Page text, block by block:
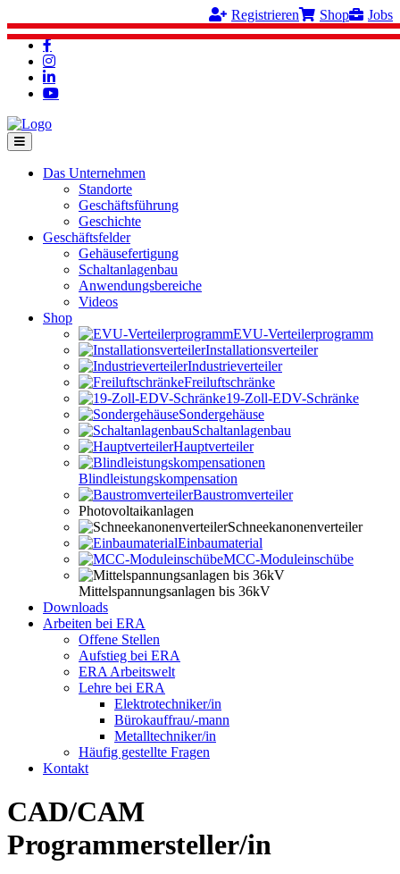
Registrieren Shop Jobs
Das Unternehmen
Standorte
Geschäftsführung
Geschichte
Geschäftsfelder
Gehäusefertigung
Schaltanlagenbau
Anwendungsbereiche
Videos
Shop
EVU-Verteilerprogramm
Installationsverteiler
Industrieverteiler
Freiluftschränke
19-Zoll-EDV-Schränke
Sondergehäuse
Schaltanlagenbau
Hauptverteiler
Blindleistungskompensation
Baustromverteiler
Photovoltaikanlagen
Schneekanonenverteiler
Einbaumaterial
MCC-Moduleinschübe
Mittelspannungsanlagen bis 36kV
Downloads
Arbeiten bei ERA
Offene Stellen
Aufstieg bei ERA
ERA Arbeitswelt
Lehre bei ERA
Elektrotechniker/in
Bürokauffrau/-mann
Metalltechniker/in
Häufig gestellte Fragen
Kontakt
CAD/CAM
Programmersteller/in